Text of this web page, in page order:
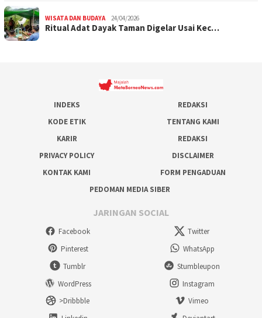
WISATA DAN BUDAYA 24/04/2026
Ritual Adat Dayak Taman Digelar Usai Kec…
INDEKS
REDAKSI
KODE ETIK
TENTANG KAMI
KARIR
REDAKSI
PRIVACY POLICY
DISCLAIMER
KONTAK KAMI
FORM PENGADUAN
PEDOMAN MEDIA SIBER
JARINGAN SOCIAL
Facebook
Twitter
Pinterest
WhatsApp
Tumblr
Stumbleupon
WordPress
Instagram
>Dribbble
Vimeo